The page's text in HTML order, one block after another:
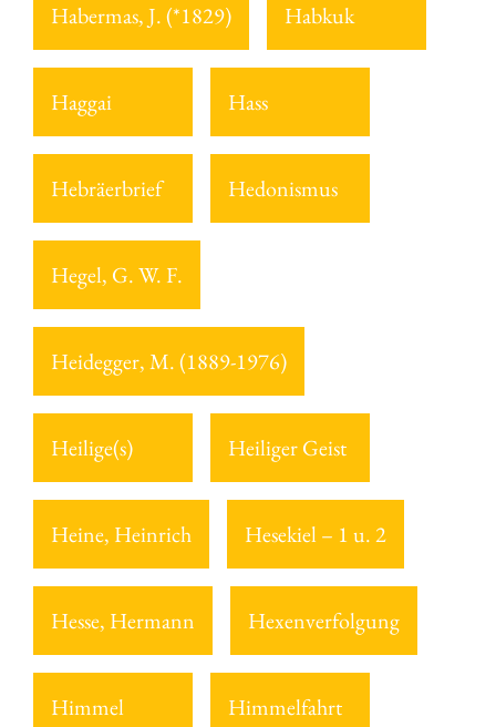
Habermas, J. (*1829) Habkuk
Haggai Hass
Hebräerbrief Hedonismus
Hegel, G. W. F.
Heidegger, M. (1889-1976)
Heilige(s) Heiliger Geist
Heine, Heinrich Hesekiel – 1 u. 2
Hesse, Hermann Hexenverfolgung
Himmel Himmelfahrt